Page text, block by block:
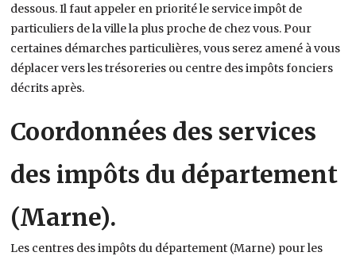
dessous. Il faut appeler en priorité le service impôt de
particuliers de la ville la plus proche de chez vous. Pour
certaines démarches particulières, vous serez amené à vous
déplacer vers les trésoreries ou centre des impôts fonciers
décrits après.
Coordonnées des services
des impôts du département
(Marne).
Les centres des impôts du département (Marne) pour les